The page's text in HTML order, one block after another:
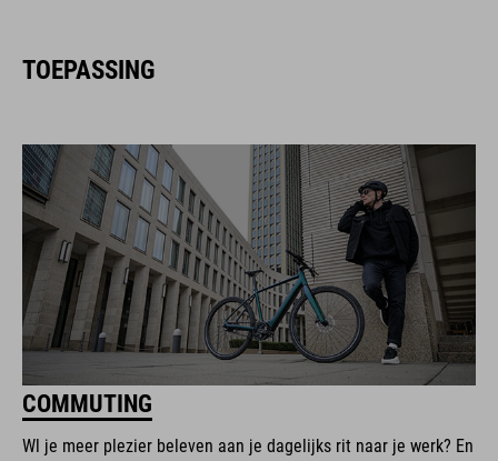
TOEPASSING
COMMUTING
Wl je meer plezier beleven aan je dagelijks rit naar je werk? En